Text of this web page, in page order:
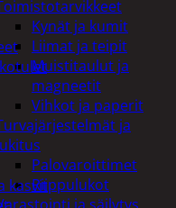
Kynät ja kumit
Liimat ja teipit
Muistitaulut ja
magneetit
Vihkot ja paperit
ja
Palovaroittimet
Riippulukot
kasvit